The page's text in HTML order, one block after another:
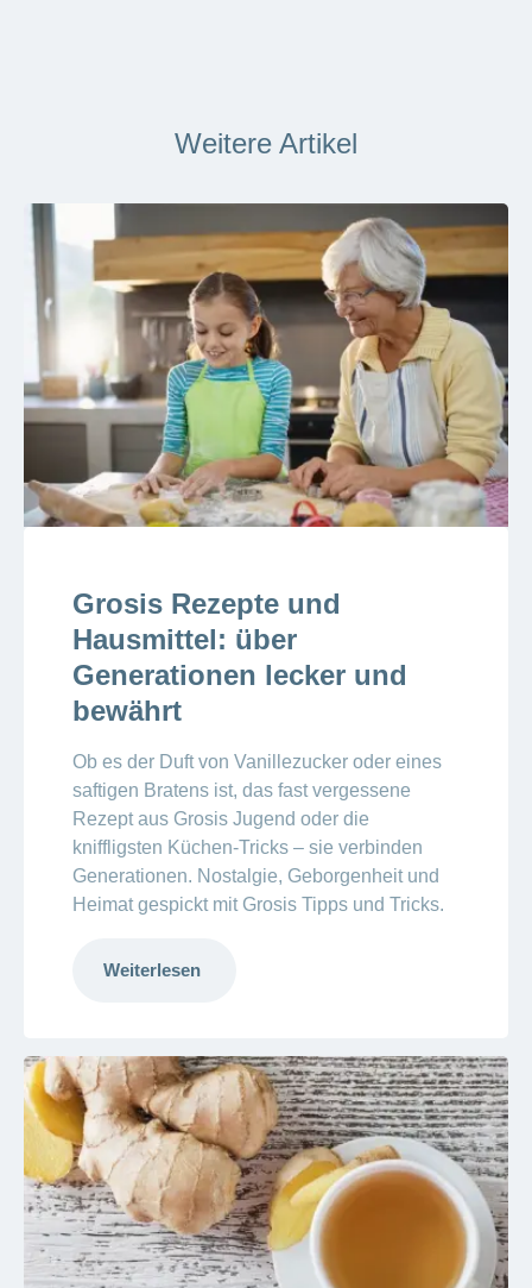
Weitere Artikel
Grosis Rezepte und
Hausmittel: über
Generationen lecker und
bewährt
Ob es der Duft von Vanillezucker oder eines
saftigen Bratens ist, das fast vergessene
Rezept aus Grosis Jugend oder die
kniffligsten Küchen-Tricks – sie verbinden
Generationen. Nostalgie, Geborgenheit und
Heimat gespickt mit Grosis Tipps und Tricks.
Weiterlesen